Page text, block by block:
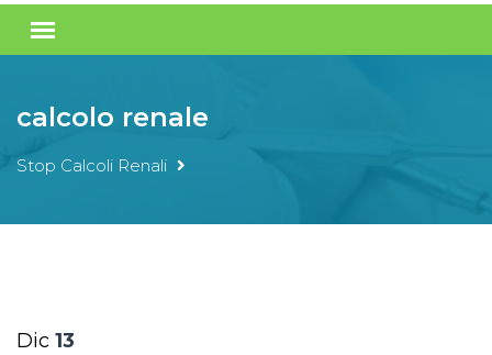
calcolo renale
Stop Calcoli Renali
Dic 13